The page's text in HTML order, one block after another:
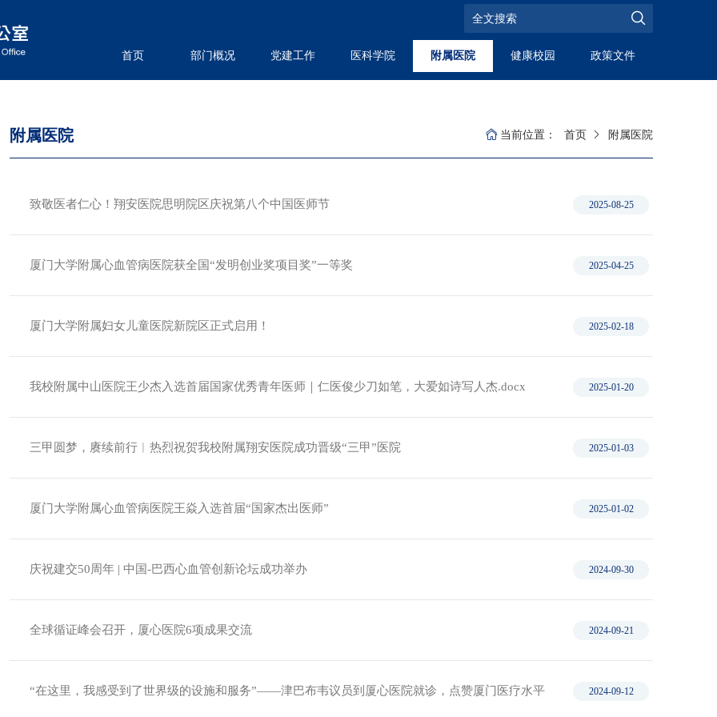
首页 部门概况 党建工作 医科学院 附属医院 健康校园 政策文件
附属医院 当前位置： 首页 附属医院
致敬医者仁心！翔安医院思明院区庆祝第八个中国医师节 2025-08-25
厦门大学附属心血管病医院获全国“发明创业奖项目奖”一等奖 2025-04-25
厦门大学附属妇女儿童医院新院区正式启用！ 2025-02-18
我校附属中山医院王少杰入选首届国家优秀青年医师｜仁医俊少刀如笔，大爱如诗写人杰.docx 2025-01-20
三甲圆梦，赓续前行︱热烈祝贺我校附属翔安医院成功晋级“三甲”医院 2025-01-03
厦门大学附属心血管病医院王焱入选首届“国家杰出医师” 2025-01-02
庆祝建交50周年 | 中国-巴西心血管创新论坛成功举办 2024-09-30
全球循证峰会召开，厦心医院6项成果交流 2024-09-21
“在这里，我感受到了世界级的设施和服务”——津巴布韦议员到厦心医院就诊，点赞厦门医疗水平 2024-09-12